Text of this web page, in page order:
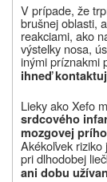
V prípade, že
brušnej oblasti,
reakciami, ako
výstelky nosa,
inými príznakmi
ihneď
Lieky ako Xefo
srdcového
mozgovej
Akékoľvek riziko
pri dlhodobej
ani dobu